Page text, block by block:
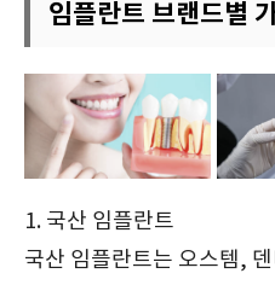
임플란트 브랜드별
1. 국산 임플란트
국산 임플란트는 오스템,